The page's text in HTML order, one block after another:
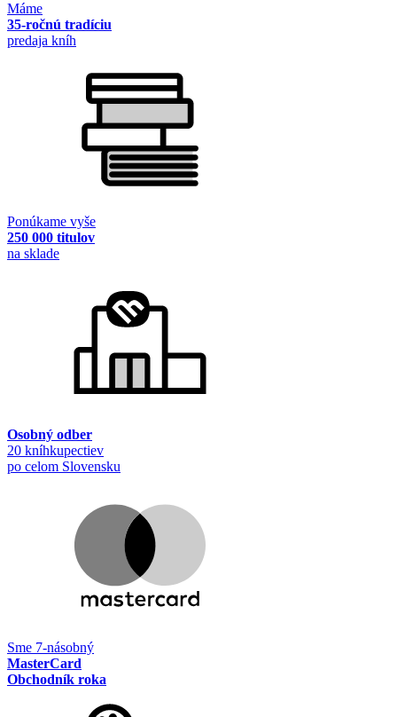
Máme
35-ročnú tradíciu
predaja kníh
Ponúkame vyše
250 000 titulov
na sklade
Osobný odber
20 kníhkupectiev
po celom Slovensku
Sme 7-násobný
MasterCard
Obchodník roka